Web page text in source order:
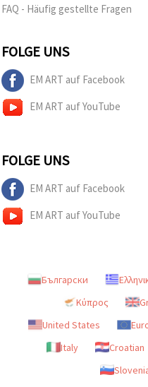
FAQ - Häufig gestellte Fragen
FOLGE UNS
EM ART auf Facebook
EM ART auf YouTube
FOLGE UNS
EM ART auf Facebook
EM ART auf YouTube
Български
Κύπρος
United States
Italy
Croatian